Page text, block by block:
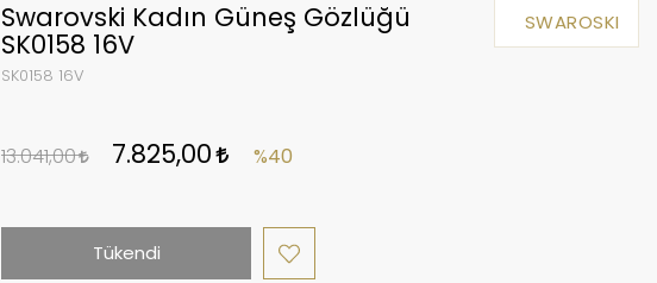
SWAROSKI
Swarovski Kadın Güneş Gözlüğü
SK0158 16V
SK0158 16V
13.041,00 7.825,00 %40
Tükendi